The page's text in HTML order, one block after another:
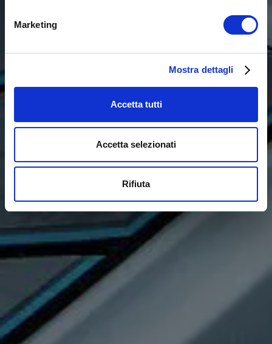
Marketing
Mostra dettagli
Accetta tutti
Accetta selezionati
Rifiuta